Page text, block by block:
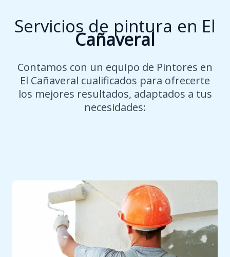
Servicios de pintura en El
Cañaveral
Contamos con un equipo de Pintores en
El Cañaveral cualificados para ofrecerte
los mejores resultados, adaptados a tus
necesidades: